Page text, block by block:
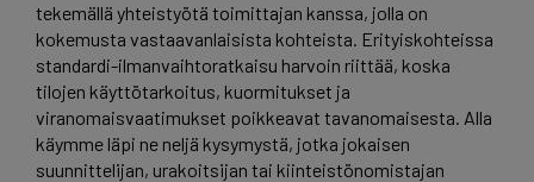
tekemällä yhteistyötä toimittajan kanssa, jolla on
kokemusta vastaavanlaisista kohteista. Erityiskohteissa
standardi-ilmanvaihtoratkaisu harvoin riittää, koska
tilojen käyttötarkoitus, kuormitukset ja
viranomaisvaatimukset poikkeavat tavanomaisesta. Alla
käymme läpi ne neljä kysymystä, jotka jokaisen
suunnittelijan, urakoitsijan tai kiinteistönomistajan